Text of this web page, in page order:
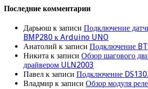
Последние комментарии
Дарьюш к записи Подключение
BMP280 к Arduino UNO
Анатолий к записи Подключение
Никита к записи Обзор шагового
драйвером ULN2003
Павел к записи Подключение
Владмир к записи Обзор модуля